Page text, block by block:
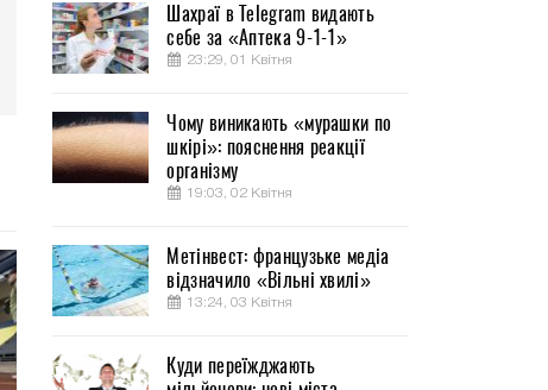
Шахраї в Telegram видають
себе за «Аптека 9-1-1»
23:29, 01 Квітня
Чому виникають «мурашки по
шкірі»: пояснення реакції
організму
19:03, 02 Квітня
Метінвест: французьке медіа
відзначило «Вільні хвилі»
13:24, 03 Квітня
Куди переїжджають